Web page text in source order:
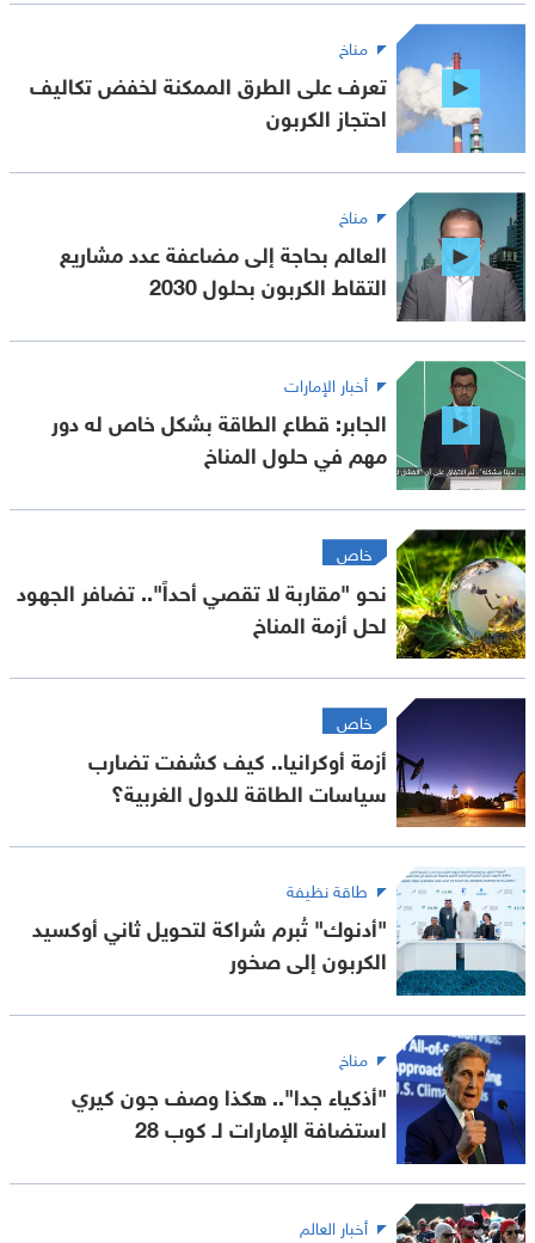
مناخ
تعرف على الطرق الممكنة لخفض تكاليف
احتجاز الكربون
مناخ
العالم بحاجة إلى مضاعفة عدد مشاريع
التقاط الكربون بحلول 2030
أخبار الإمارات
الجابر: قطاع الطاقة بشكل خاص له دور
مهم في حلول المناخ
خاص
نحو "مقاربة لا تقصي أحداً".. تضافر الجهود
لحل أزمة المناخ
خاص
أزمة أوكرانيا.. كيف كشفت تضارب
سياسات الطاقة للدول الغربية؟
طاقة نظيفة
"أدنوك" تُبرم شراكة لتحويل ثاني أوكسيد
الكربون إلى صخور
مناخ
"أذكياء جدا".. هكذا وصف جون كيري
استضافة الإمارات لـ كوب 28
أخبار العالم